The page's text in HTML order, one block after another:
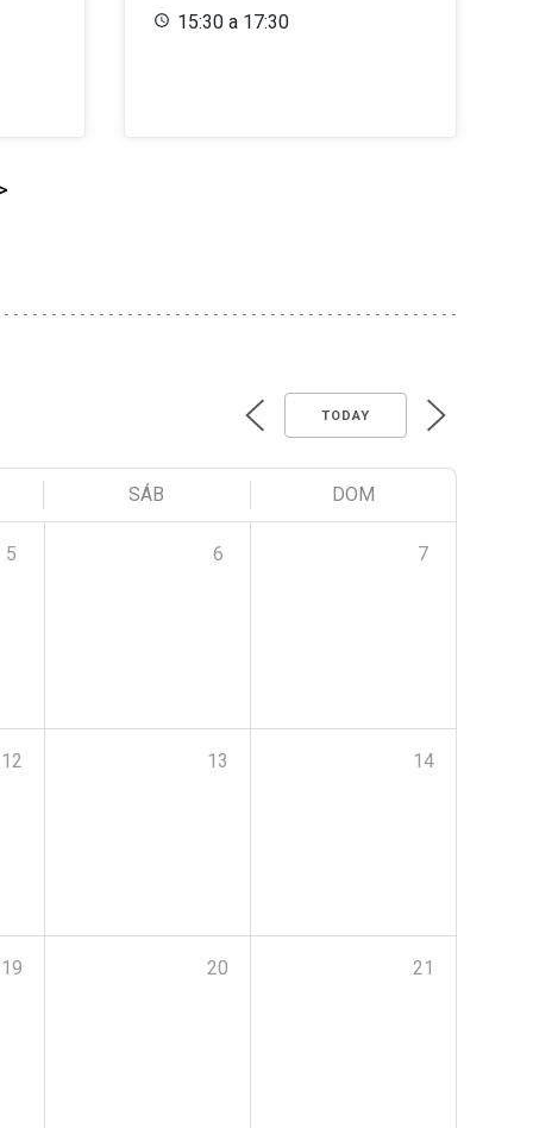
15:30 a 17:30
TODAY
SÁB DOM
5 6 7
12 13 14
19 20 21